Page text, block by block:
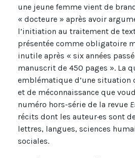
une jeune femme vient de
« docteure » après avoir
l’initiation au traitement de
présentée comme obligatoire
inutile après « six années
manuscrit de 450 pages ». La
emblématique d’une situation
et de méconnaissance que
numéro hors-série de la revue
récits dont les auteur·es sont
lettres, langues, sciences
sociales.